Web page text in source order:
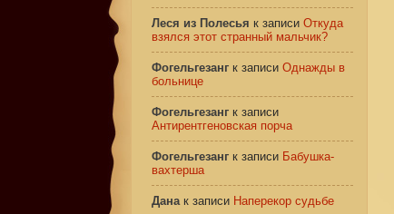
Леся из Полесья к записи Откуда
взялся этот странный мальчик?
Фогельгезанг к записи Однажды в
больнице
Фогельгезанг к записи
Антирентгеновская порча
Фогельгезанг к записи Бабушка-
вахтерша
Данак записи Наперекор судьбе